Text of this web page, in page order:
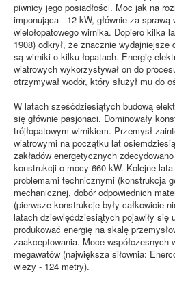
piwnicy jego posiadłości. Moc jak na
imponująca - 12 kW, głównie za sprawą
wielołopatowego wirnika. Dopiero kilka
1908) odkrył, że znacznie
są wirniki o kilku łopatach. Energię
wiatrowych wykorzystywał on do
otrzymywał wodór, który służył mu do
W latach sześćdziesiątych budową
się głównie pasjonaci. Dominowały
trójłopatowym wirnikiem. Przemysł
wiatrowymi na początku lat
zakładów energetycznych
konstrukcji o mocy 660 kW. Kolejne
problemami technicznymi (konstrukcja
mechanicznej, dobór odpowiednich
(pierwsze konstrukcje były całkowicie
latach dziewięćdziesiątych pojawiły się
produkować energię na skalę
zaakceptowania. Moce współczesnych
megawatów (największa siłownia:
wieży - 124 metry).